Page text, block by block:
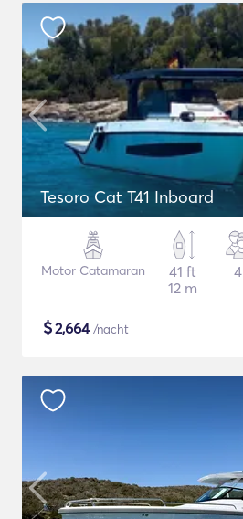
Tesoro Cat T41 Inboard
Motor Catamaran
41 ft
12 m
4
$2,664/nacht